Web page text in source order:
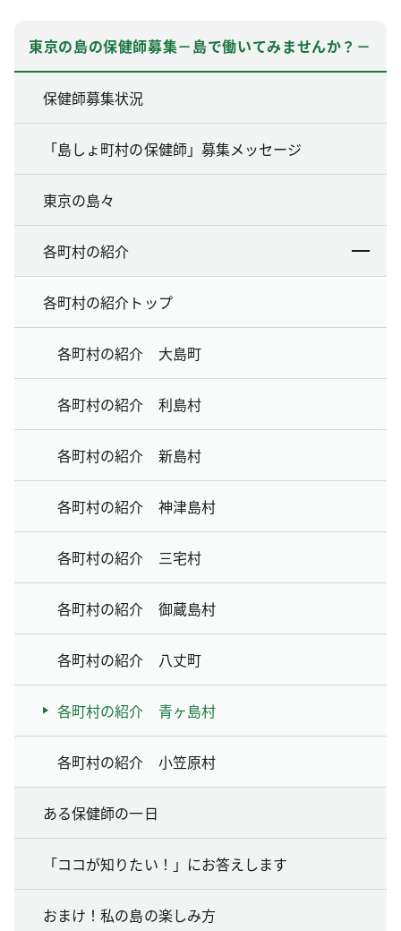
東京の島の保健師募集－島で働いてみませんか？－
保健師募集状況
「島しょ町村の保健師」募集メッセージ
東京の島々
各町村の紹介
各町村の紹介トップ
各町村の紹介 大島町
各町村の紹介 利島村
各町村の紹介 新島村
各町村の紹介 神津島村
各町村の紹介 三宅村
各町村の紹介 御蔵島村
各町村の紹介 八丈町
各町村の紹介 青ヶ島村
各町村の紹介 小笠原村
ある保健師の一日
「ココが知りたい！」にお答えします
おまけ！私の島の楽しみ方